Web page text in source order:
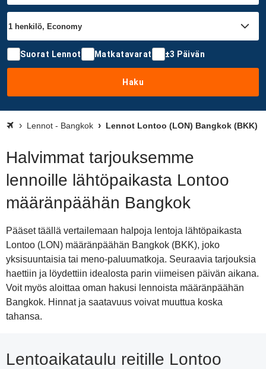
Suorat Lennot Matkatavarat ±3 Päivän
Haku
Lennot - Bangkok Lennot Lontoo (LON) Bangkok (BKK)
Halvimmat tarjouksemme
lennoille lähtöpaikasta Lontoo
määränpäähän Bangkok
Pääset täällä vertailemaan halpoja lentoja lähtöpaikasta
Lontoo (LON) määränpäähän Bangkok (BKK), joko
yksisuuntaisia tai meno-paluumatkoja. Seuraavia tarjouksia
haettiin ja löydettiin idealosta parin viimeisen päivän aikana.
Voit myös aloittaa oman hakusi lennoista määränpäähän
Bangkok. Hinnat ja saatavuus voivat muuttua koska
tahansa.
Lentoaikataulu reitille Lontoo